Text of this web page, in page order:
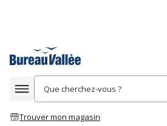
Afficher la navigation
Trouver mon magasin